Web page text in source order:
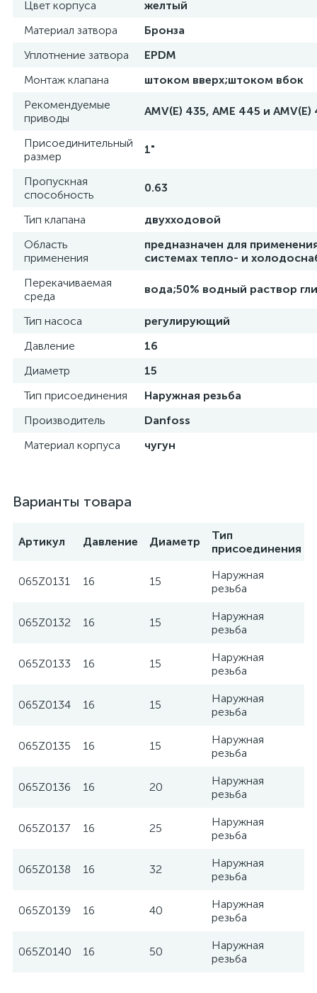
Цвет корпуса
желтый
Материал затвора
Бронза
Уплотнение затвора
EPDM
Монтаж клапана
штоком вверх;штоком вбок
Рекомендуемые
приводы
AMV(E) 435, AME 445 и AMV(E)
Присоединительный
размер
1"
Пропускная
способность
0.63
Тип клапана
двухходовой
Область
применения
предназначен для
системах тепло- и
Перекачиваемая
среда
вода;50% водный раствор
Тип насоса
регулирующий
Давление
16
Диаметр
15
Тип присоединения
Наружная резьба
Производитель
Danfoss
Материал корпуса
чугун
Варианты товара
Артикул Давление Диаметр
Тип
присоединения
065Z0131 16 15
Наружная
резьба
065Z0132 16 15
Наружная
резьба
065Z0133 16 15
Наружная
резьба
065Z0134 16 15
Наружная
резьба
065Z0135 16 15
Наружная
резьба
065Z0136 16 20
Наружная
резьба
065Z0137 16 25
Наружная
резьба
065Z0138 16 32
Наружная
резьба
065Z0139 16 40
Наружная
резьба
065Z0140 16 50
Наружная
резьба